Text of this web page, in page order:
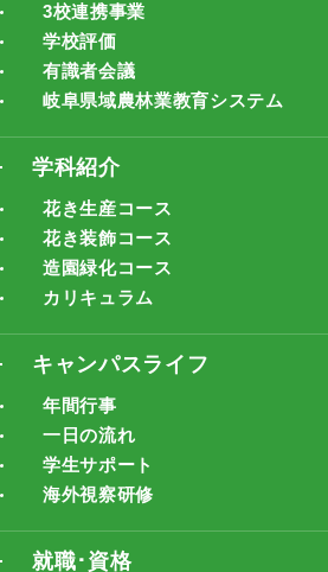
3校連携事業
学校評価
有識者会議
岐阜県域農林業教育システム
学科紹介
花き生産コース
花き装飾コース
造園緑化コース
カリキュラム
キャンパスライフ
年間行事
一日の流れ
学生サポート
海外視察研修
就職･資格